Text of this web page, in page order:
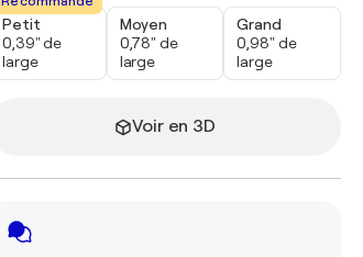
Petit
0,39" de
large
Moyen
0,78" de
large
Grand
0,98" de
large
Voir en 3D